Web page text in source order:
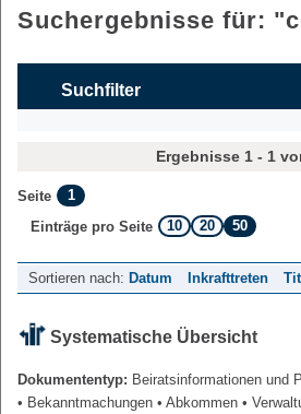
Suchergebnisse für: "
Suchfilter
Ergebnisse 1 - 1
Seite
1
Einträge pro Seite
10 20 50
Sortieren nach: Datum Inkrafttreten
Systematische Übersicht
Dokumententyp: Beiratsinformationen und
• Bekanntmachungen • Abkommen •